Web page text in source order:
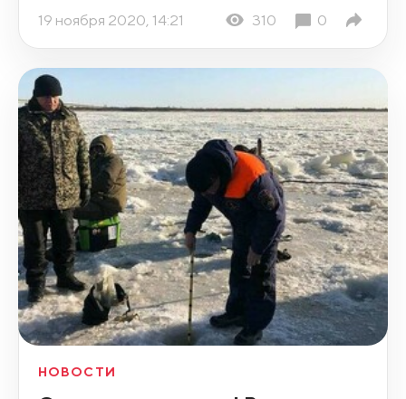
19 ноября 2020, 14:21 310 0
НОВОСТИ